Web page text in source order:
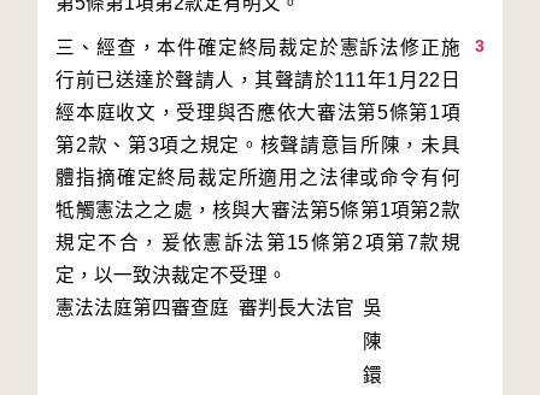
3
三、經查，本件確定終局裁定於憲訴法修正施
行前已送達於聲請人，其聲請於111年1月22日
經本庭收文，受理與否應依大審法第5條第1項
第2款、第3項之規定。核聲請意旨所陳，未具
體指摘確定終局裁定所適用之法律或命令有何
牴觸憲法之之處，核與大審法第5條第1項第2款
規定不合，爰依憲訴法第15條第2項第7款規
定，以一致決裁定不受理。
憲法法庭第四審查庭 審判長大法官 吳
陳
鐶